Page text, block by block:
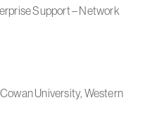
Support – Network
University, Western